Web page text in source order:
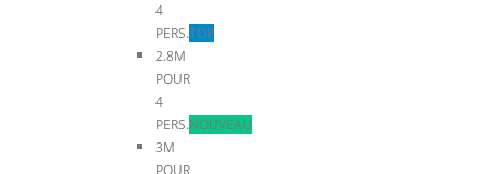
4
PERS.TOP
2.8M
POUR
4
PERS.NOUVEAU
3M
POUR